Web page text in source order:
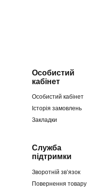
Особистий
кабінет
Особистий кабінет
Історія замовлень
Закладки
Служба
підтримки
Зворотній зв’язок
Повернення товару